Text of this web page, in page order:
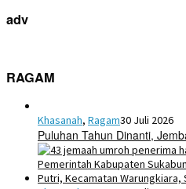
adv
RAGAM
Khasanah, Ragam30 Juli 2026
Puluhan Tahun Dinanti,